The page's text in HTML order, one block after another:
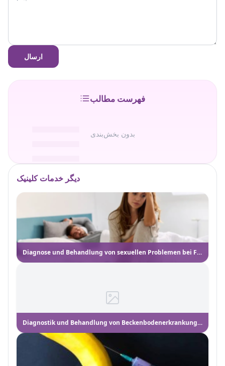
ارسال
فهرست مطالب
بدون بخش‌بندی
دیگر خدمات کلینیک
Diagnose und Behandlung von sexuellen Problemen bei Frauen
Diagnostik und Behandlung von Beckenbodenerkrankungen